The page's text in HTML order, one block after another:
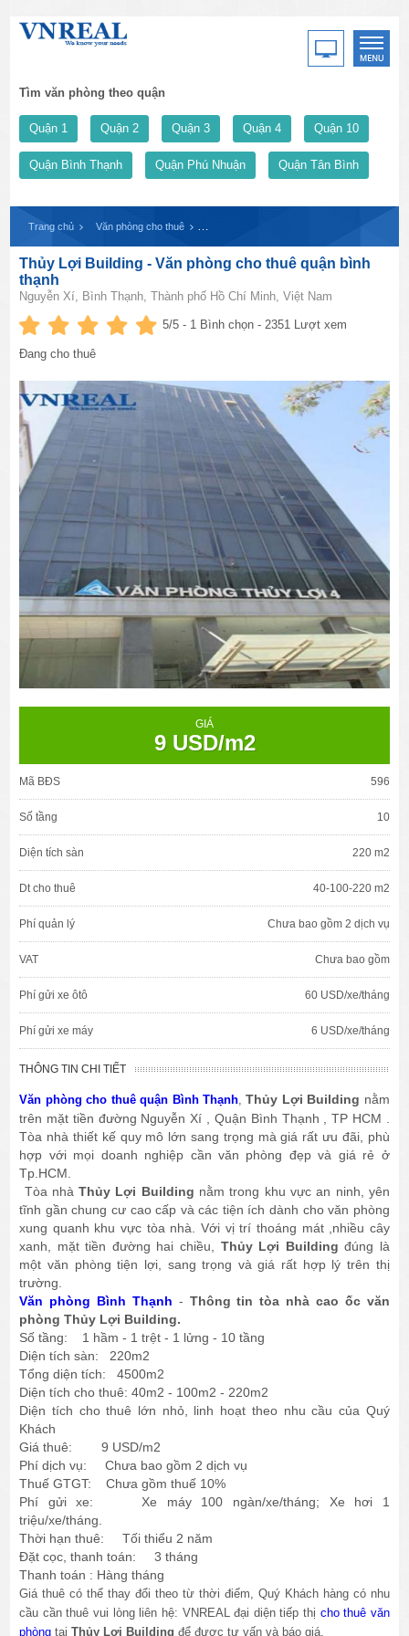
Tìm văn phòng theo quận
Quận 1 Quận 2 Quận 3 Quận 4 Quận 10
Quận Bình Thạnh Quận Phú Nhuận Quận Tân Bình
Trang chủ Văn phòng cho thuê
Thủy Lợi Building - Văn phòng cho thuê quận bình
thạnh
Nguyễn Xí, Bình Thạnh, Thành phố Hồ Chí Minh, Việt Nam
5/5 - 1 Bình chọn - 2351 Lượt xem
Đang cho thuê
GIÁ
9 USD/m2
Mã BĐS 596
Số tầng 10
Diện tích sàn 220 m2
Dt cho thuê 40-100-220 m2
Phí quản lý Chưa bao gồm 2 dịch vụ
VAT Chưa bao gồm
Phí gửi xe ôtô 60 USD/xe/tháng
Phí gửi xe máy 6 USD/xe/tháng
THÔNG TIN CHI TIẾT
Văn phòng cho thuê quận Bình Thạnh,Thủy Lợi Building nằm
trên mặt tiền đường Nguyễn Xí , Quận Bình Thạnh , TP HCM .
Tòa nhà thiết kế quy mô lớn sang trọng mà giá rất ưu đãi, phù
hợp với mọi doanh nghiệp cần văn phòng đẹp và giá rẻ ở
Tp.HCM.
Tòa nhàThủy Lợi Building nằm trong khu vực an ninh, yên
tĩnh gần chung cư cao cấp và các tiện ích dành cho văn phòng
xung quanh khu vực tòa nhà. Với vị trí thoáng mát ,nhiều cây
xanh, mặt tiền đường hai chiều, Thủy Lợi Building đúng là
một văn phòng tiện lợi, sang trọng và giá rất hợp lý trên thị
trường.
Văn phòng Bình Thạnh - Thông tin tòa nhà cao ốc văn
phòng Thủy Lợi Building.
Số tầng: 1 hầm - 1 trệt - 1 lửng - 10 tầng
Diện tích sàn: 220m2
Tổng diện tích: 4500m2
Diện tích cho thuê: 40m2 - 100m2 - 220m2
Diện tích cho thuê lớn nhỏ, linh hoạt theo nhu cầu của Quý
Khách
Giá thuê: 9 USD/m2
Phí dịch vụ: Chưa bao gồm 2 dịch vụ
Thuế GTGT: Chưa gồm thuế 10%
Phí gửi xe: Xe máy 100 ngàn/xe/tháng; Xe hơi 1
triệu/xe/tháng.
Thời hạn thuê: Tối thiểu 2 năm
Đặt cọc, thanh toán: 3 tháng
Thanh toán : Hàng tháng
Giá thuê có thể thay đổi theo từ thời điểm, Quý Khách hàng có nhu
cầu cần thuê vui lòng liên hệ: VNREAL đại diện tiếp thị cho thuê văn
phòng tạiThủy Lợi Building để được tư vấn và báo giá.